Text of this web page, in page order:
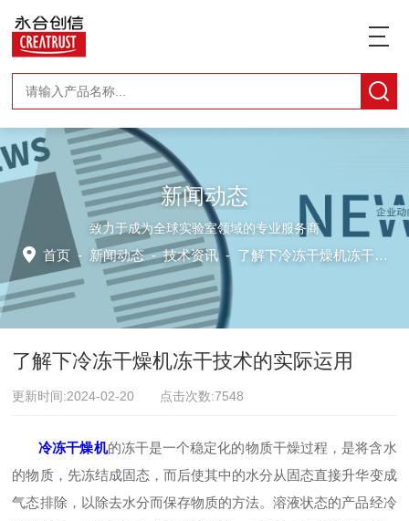
新闻动态
致力于成为全球实验室领域的专业服务商
首页 - 新闻动态-技术资讯 - 了解下冷冻干燥机冻干技术的实际运用
了解下冷冻干燥机冻干技术的实际运用
更新时间:2024-02-20 点击次数:7548
冷冻干燥机的冻干是一个稳定化的物质干燥过程，是将含水
的物质，先冻结成固态，而后使其中的水分从固态直接升华变成
气态排除，以除去水分而保存物质的方法。溶液状态的产品经冷